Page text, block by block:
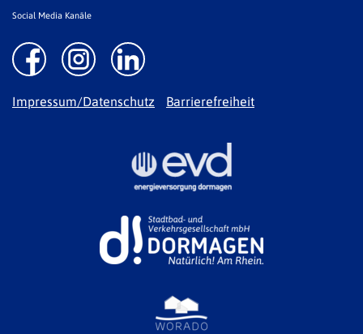
Social Media Kanäle
Impressum/Datenschutz Barrierefreiheit